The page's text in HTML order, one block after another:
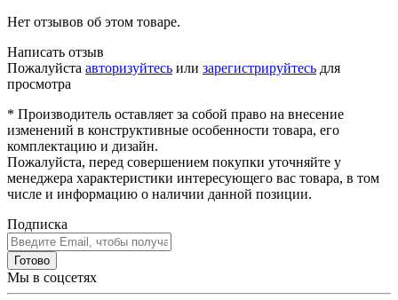
Нет отзывов об этом товаре.
Написать отзыв
Пожалуйста авторизуйтесь или зарегистрируйтесь для
просмотра
* Производитель оставляет за собой право на внесение
изменений в конструктивные особенности товара, его
комплектацию и дизайн.
Пожалуйста, перед совершением покупки уточняйте у
менеджера характеристики интересующего вас товара, в том
числе и информацию о наличии данной позиции.
Подписка
Готово
Мы в соцсетях